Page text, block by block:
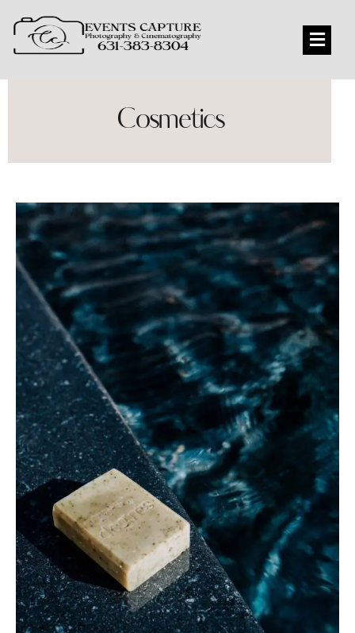
Cosmetics